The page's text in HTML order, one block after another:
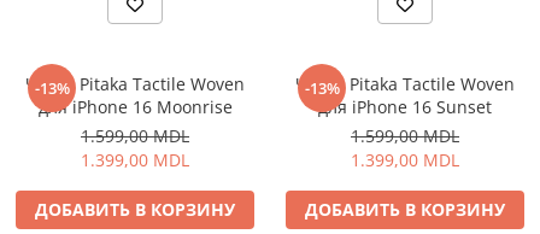
Электрические печи
Электрочайники
Личный уход
Машинки для стрижки
Плойки и утюжки
Проекторы
Телевизоры
Аудио
FM модуляторы
Микрофоны
Портативное радио
Портативные колонки
-13%
Чехол Pitaka Tactile Woven
для iPhone 16 Moonrise
1.599,00 MDL
1.399,00 MDL
ДОБАВИТЬ В КОРЗИНУ
-13%
Чехол Pitaka Tactile Woven
для iPhone 16 Sunset
1.599,00 MDL
1.399,00 MDL
ДОБАВИТЬ В КОРЗИНУ